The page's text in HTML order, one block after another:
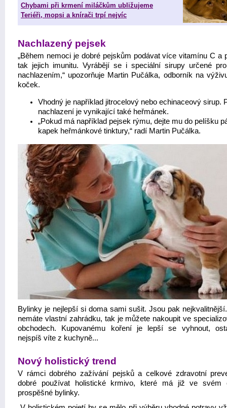
Chybami při krmení miláčkům ubližujeme
Teriéři, mopsi a knírači trpí nejvíc
Nachlazený pejsek
„Během nemoci je dobré pejskům podávat více vitamínu C a
tak jejich imunitu. Vyrábějí se i speciální sirupy určené
nachlazením,“ upozorňuje Martin Pučálka, odborník na
koček.
Vhodný je například jitrocelový nebo echinaceový sirup.
nachlazení je vynikající také heřmánek.
„Pokud má například pejsek rýmu, dejte mu do pelíšku
kapek heřmánkové tinktury,“ radí Martin Pučálka.
Bylinky je nejlepší si doma sami sušit. Jsou pak
nemáte vlastní zahrádku, tak je můžete nakoupit ve
obchodech. Kupovanému koření je lepší se vyhnout,
nejspíš víte z kuchyně...
Nový holistický trend
V rámci dobrého zažívání pejsků a celkové zdravotní
dobré používat holistické krmivo, které má již ve svém
prospěšné bylinky.